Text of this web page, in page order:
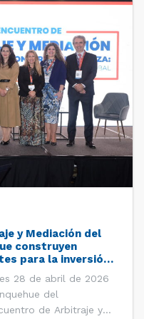
y Mediación del
construyen
para la inversión
28 de abril de 2026
del
de Arbitraje y